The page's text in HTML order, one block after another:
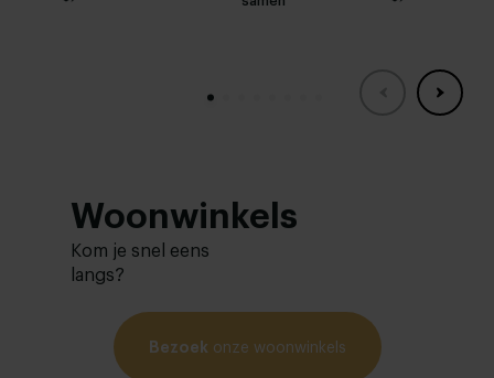
4.0 / 1 recensies
Opslaan